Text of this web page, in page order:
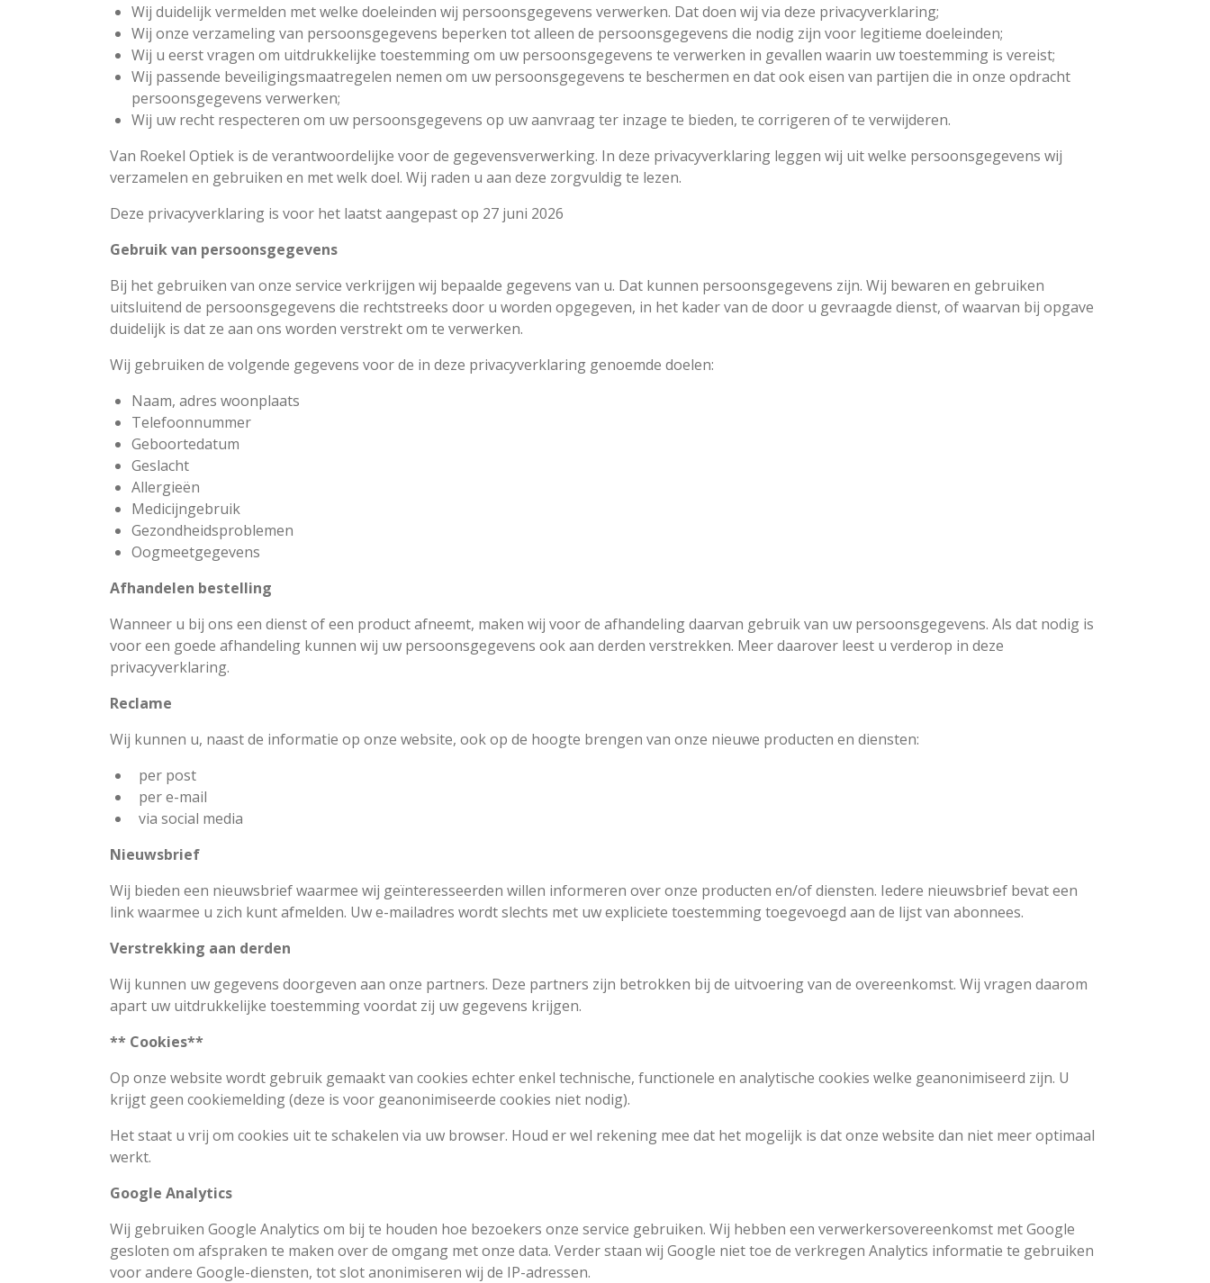
Wij duidelijk vermelden met welke doeleinden wij persoonsgegevens verwerken. Dat doen wij via deze privacyverklaring;
Wij onze verzameling van persoonsgegevens beperken tot alleen de persoonsgegevens die nodig zijn voor legitieme doeleinden;
Wij u eerst vragen om uitdrukkelijke toestemming om uw persoonsgegevens te verwerken in gevallen waarin uw toestemming is vereist;
Wij passende beveiligingsmaatregelen nemen om uw persoonsgegevens te beschermen en dat ook eisen van partijen die in onze opdracht
persoonsgegevens verwerken;
Wij uw recht respecteren om uw persoonsgegevens op uw aanvraag ter inzage te bieden, te corrigeren of te verwijderen.
Van Roekel Optiek is de verantwoordelijke voor de gegevensverwerking. In deze privacyverklaring leggen wij uit welke persoonsgegevens wij
verzamelen en gebruiken en met welk doel. Wij raden u aan deze zorgvuldig te lezen.
Deze privacyverklaring is voor het laatst aangepast op 27 juni 2026
Gebruik van persoonsgegevens
Bij het gebruiken van onze service verkrijgen wij bepaalde gegevens van u. Dat kunnen persoonsgegevens zijn. Wij bewaren en gebruiken
uitsluitend de persoonsgegevens die rechtstreeks door u worden opgegeven, in het kader van de door u gevraagde dienst, of waarvan bij opgave
duidelijk is dat ze aan ons worden verstrekt om te verwerken.
Wij gebruiken de volgende gegevens voor de in deze privacyverklaring genoemde doelen:
Naam, adres woonplaats
Telefoonnummer
Geboortedatum
Geslacht
Allergieën
Medicijngebruik
Gezondheidsproblemen
Oogmeetgegevens
Afhandelen bestelling
Wanneer u bij ons een dienst of een product afneemt, maken wij voor de afhandeling daarvan gebruik van uw persoonsgegevens. Als dat nodig is
voor een goede afhandeling kunnen wij uw persoonsgegevens ook aan derden verstrekken. Meer daarover leest u verderop in deze
privacyverklaring.
Reclame
Wij kunnen u, naast de informatie op onze website, ook op de hoogte brengen van onze nieuwe producten en diensten:
per post
per e-mail
via social media
Nieuwsbrief
Wij bieden een nieuwsbrief waarmee wij geïnteresseerden willen informeren over onze producten en/of diensten. Iedere nieuwsbrief bevat een
link waarmee u zich kunt afmelden. Uw e-mailadres wordt slechts met uw expliciete toestemming toegevoegd aan de lijst van abonnees.
Verstrekking aan derden
Wij kunnen uw gegevens doorgeven aan onze partners. Deze partners zijn betrokken bij de uitvoering van de overeenkomst. Wij vragen daarom
apart uw uitdrukkelijke toestemming voordat zij uw gegevens krijgen.
** Cookies**
Op onze website wordt gebruik gemaakt van cookies echter enkel technische, functionele en analytische cookies welke geanonimiseerd zijn. U
krijgt geen cookiemelding (deze is voor geanonimiseerde cookies niet nodig).
Het staat u vrij om cookies uit te schakelen via uw browser. Houd er wel rekening mee dat het mogelijk is dat onze website dan niet meer optimaal
werkt.
Google Analytics
Wij gebruiken Google Analytics om bij te houden hoe bezoekers onze service gebruiken. Wij hebben een verwerkersovereenkomst met Google
gesloten om afspraken te maken over de omgang met onze data. Verder staan wij Google niet toe de verkregen Analytics informatie te gebruiken
voor andere Google-diensten, tot slot anonimiseren wij de IP-adressen.